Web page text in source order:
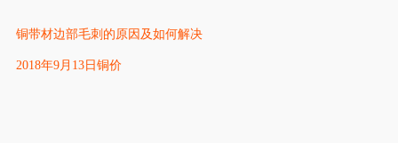
铜带材边部毛刺的原因及如何解决
2018年9月13日铜价